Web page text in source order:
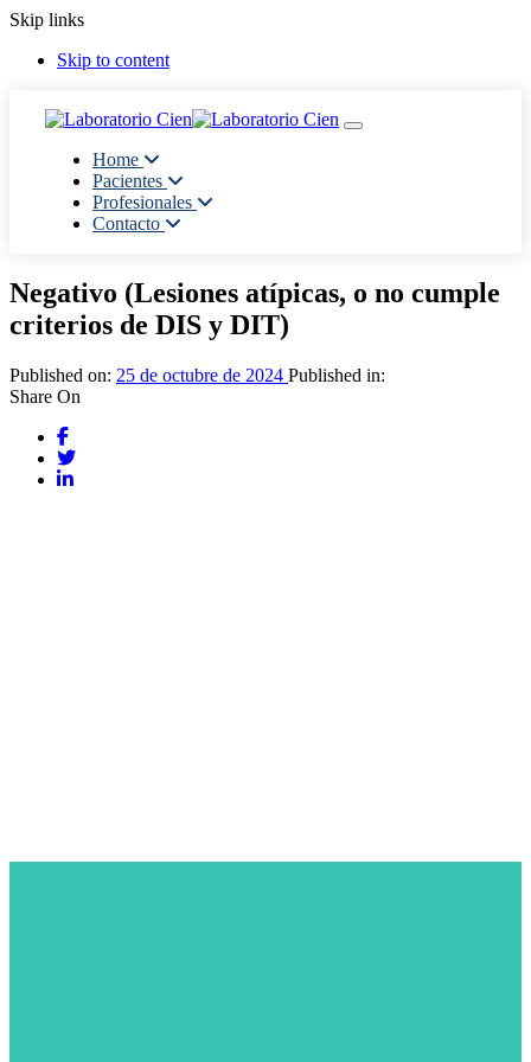
Skip links
Skip to content
Toggle navigation
Home
Pacientes
Profesionales
Contacto
Negativo (Lesiones atípicas, o no cumple
criterios de DIS y DIT)
Published on: 25 de octubre de 2024 Published in:
Share On